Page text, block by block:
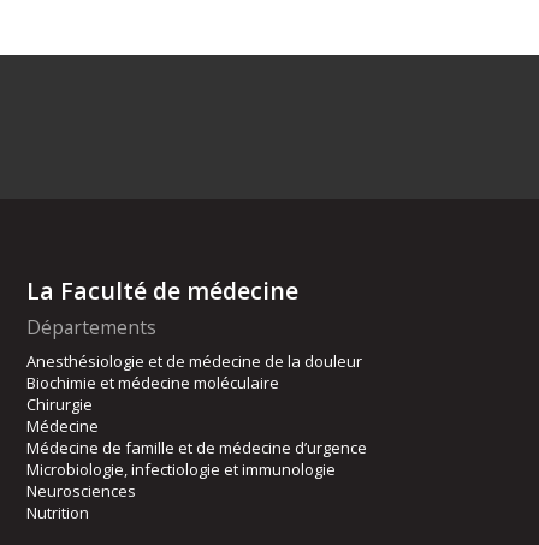
La Faculté de médecine
Départements
Anesthésiologie et de médecine de la douleur
Biochimie et médecine moléculaire
Chirurgie
Médecine
Médecine de famille et de médecine d’urgence
Microbiologie, infectiologie et immunologie
Neurosciences
Nutrition